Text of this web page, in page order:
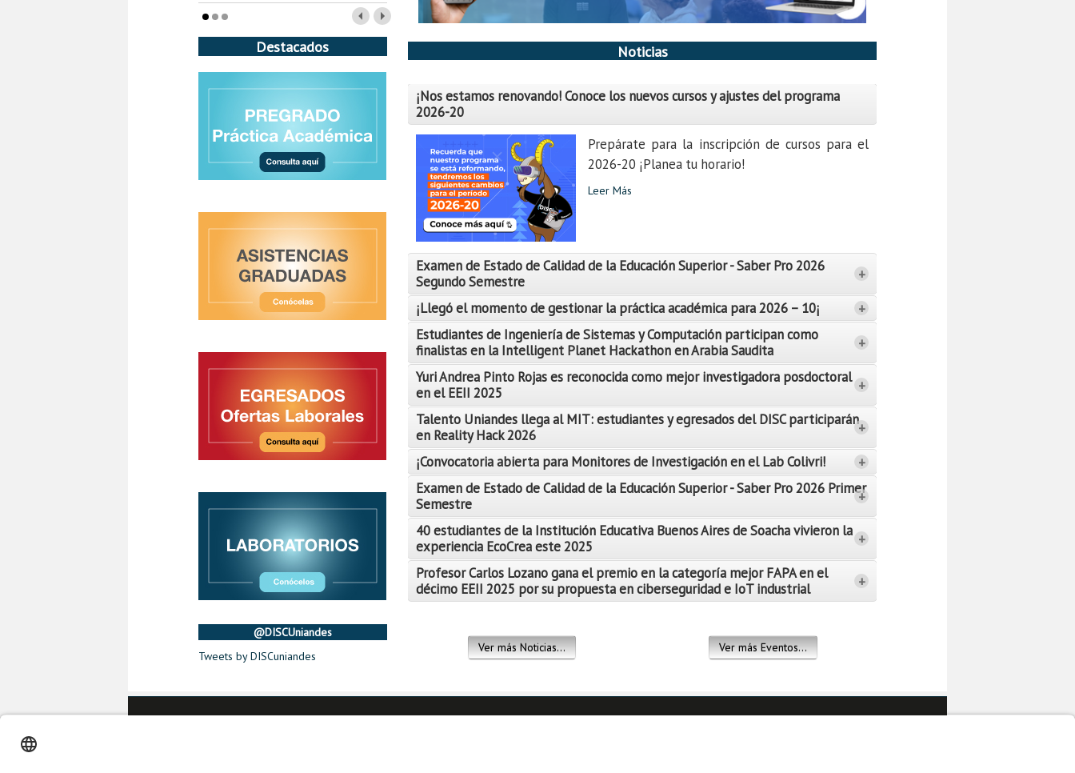
Destacados
@DISCUniandes
Tweets by DISCuniandes
Noticias
¡Nos estamos renovando! Conoce los nuevos cursos y ajustes del programa
2026-20
Prepárate para la inscripción de cursos para el
2026-20 ¡Planea tu horario!
Leer Más
Examen de Estado de Calidad de la Educación Superior - Saber Pro 2026
Segundo Semestre
+
Leer Más
¡Llegó el momento de gestionar la práctica académica para 2026 – 10¡ +
Leer Más
Estudiantes de Ingeniería de Sistemas y Computación participan como
finalistas en la Intelligent Planet Hackathon en Arabia Saudita
+
Leer Más
Yuri Andrea Pinto Rojas es reconocida como mejor investigadora posdoctoral
en el EEII 2025
+
Leer Más
Talento Uniandes llega al MIT: estudiantes y egresados del DISC participarán
en Reality Hack 2026
+
¡Convocatoria abierta para Monitores de Investigación en el Lab Colivri! +
Leer Más
Examen de Estado de Calidad de la Educación Superior - Saber Pro 2026 Primer
Semestre
+
40 estudiantes de la Institución Educativa Buenos Aires de Soacha vivieron la
experiencia EcoCrea este 2025
+
Profesor Carlos Lozano gana el premio en la categoría mejor FAPA en el
décimo EEII 2025 por su propuesta en ciberseguridad e IoT industrial
+
Ver más Noticias... Ver más Eventos...